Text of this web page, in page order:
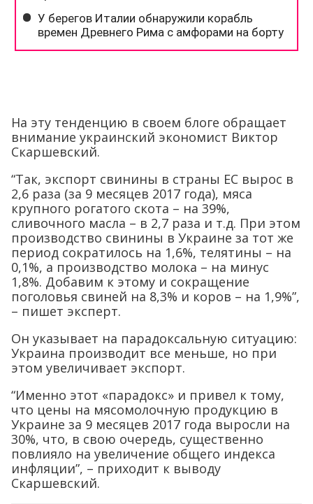
На эту тенденцию в своем блоге обращает
внимание украинский экономист Виктор
Скаршевский.
“Так, экспорт свинины в страны ЕС вырос в
2,6 раза (за 9 месяцев 2017 года), мяса
крупного рогатого скота – на 39%,
сливочного масла – в 2,7 раза и т.д. При этом
производство свинины в Украине за тот же
период сократилось на 1,6%, телятины – на
0,1%, а производство молока – на минус
1,8%. Добавим к этому и сокращение
поголовья свиней на 8,3% и коров – на 1,9%”,
– пишет эксперт.
Он указывает на парадоксальную ситуацию:
Украина производит все меньше, но при
этом увеличивает экспорт.
“Именно этот «парадокс» и привел к тому,
что цены на мясомолочную продукцию в
Украине за 9 месяцев 2017 года выросли на
30%, что, в свою очередь, существенно
повлияло на увеличение общего индекса
инфляции”, – приходит к выводу
Скаршевский.